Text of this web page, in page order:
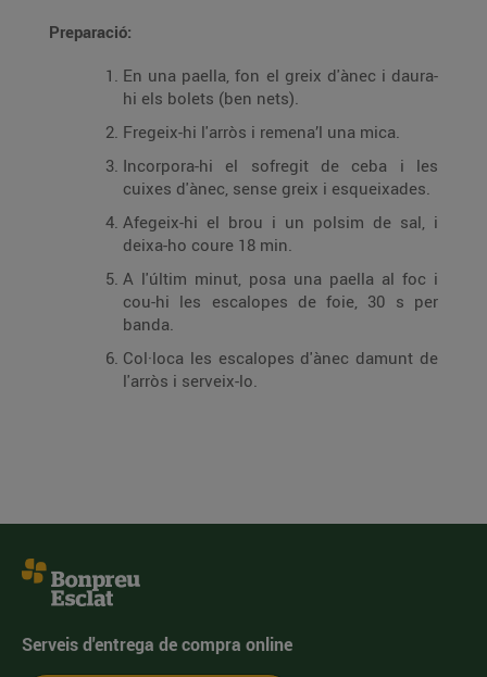
Preparació:
En una paella, fon el greix d'ànec i daura-
hi els bolets (ben nets).
Fregeix-hi l'arròs i remena’l una mica.
Incorpora-hi el sofregit de ceba i les
cuixes d'ànec, sense greix i esqueixades.
Afegeix-hi el brou i un polsim de sal, i
deixa-ho coure 18 min.
A l'últim minut, posa una paella al foc i
cou-hi les escalopes de foie, 30 s per
banda.
Col·loca les escalopes d'ànec damunt de
l'arròs i serveix-lo.
Serveis d'entrega de compra online